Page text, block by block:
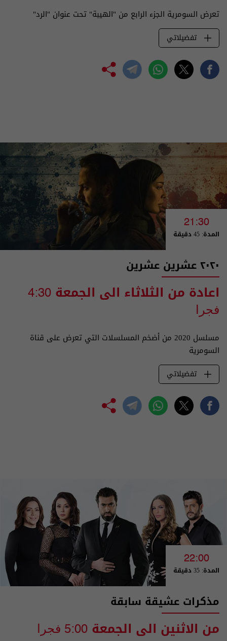
تعرض السومرية الجزء الرابع من "الهيبة" تحت عنوان "الرد"
تفضيلاتي
21:30
المدة: 45 دقيقة
٢٠٢٠ عشرين عشرين
اعادة من الثلاثاء الى الجمعة 4:30
فجرا
مسلسل 2020 من أضخم المسلسلات التي تعرض على قناة
السومرية
تفضيلاتي
22:00
المدة: 35 دقيقة
مذكرات عشيقة سابقة
من الاثنين الى الجمعة 5:00 فجرا